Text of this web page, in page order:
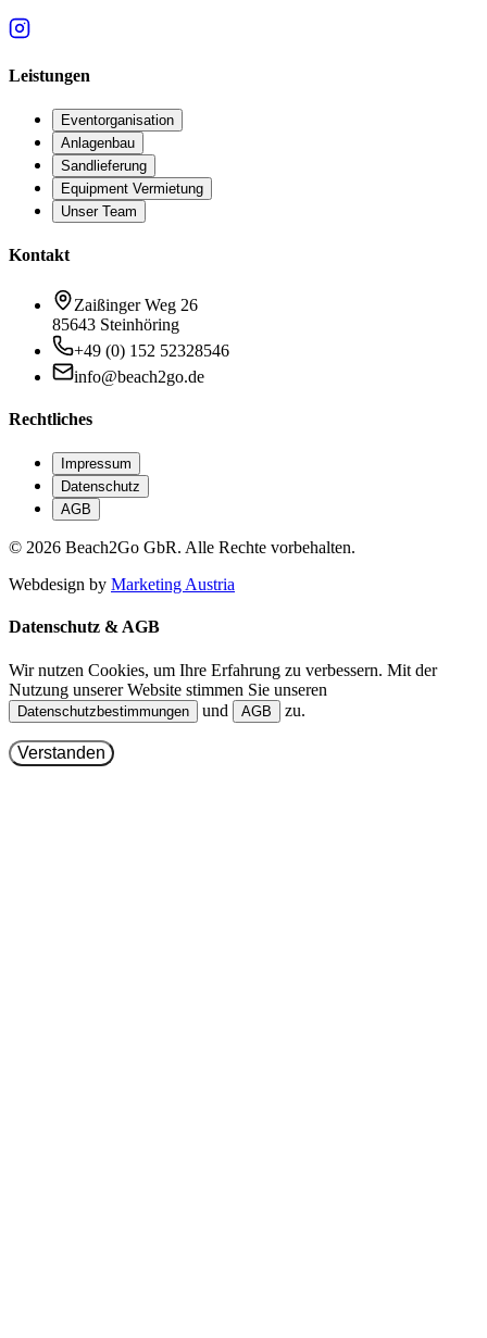
Leistungen
Eventorganisation
Anlagenbau
Sandlieferung
Equipment Vermietung
Unser Team
Kontakt
Zaißinger Weg 26
85643 Steinhöring
+49 (0) 152 52328546
info@beach2go.de
Rechtliches
Impressum
Datenschutz
AGB
© 2026 Beach2Go GbR. Alle Rechte vorbehalten.
Webdesign by Marketing Austria
Datenschutz & AGB
Wir nutzen Cookies, um Ihre Erfahrung zu verbessern. Mit der
Nutzung unserer Website stimmen Sie unseren
Datenschutzbestimmungen und AGB zu.
Verstanden